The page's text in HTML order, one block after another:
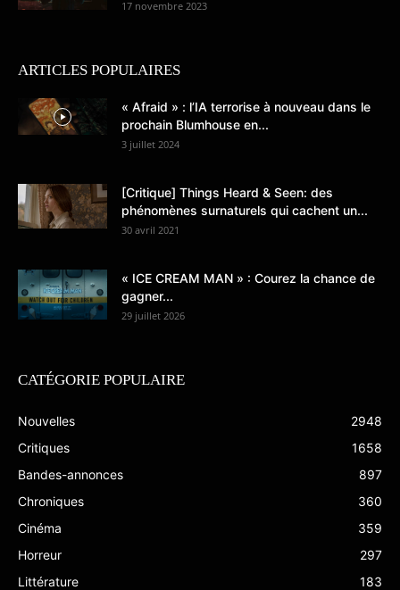
17 novembre 2023
ARTICLES POPULAIRES
« Afraid » : l’IA terrorise à nouveau dans le
prochain Blumhouse en...
3 juillet 2024
[Critique] Things Heard & Seen: des
phénomènes surnaturels qui cachent un...
30 avril 2021
« ICE CREAM MAN » : Courez la chance de
gagner...
29 juillet 2026
CATÉGORIE POPULAIRE
Nouvelles
2948
Critiques
1658
Bandes-annonces
897
Chroniques
360
Cinéma
359
Horreur
297
Littérature
183